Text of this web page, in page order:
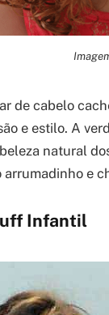
de cabelo
e estilo. A
natural
e
Infantil